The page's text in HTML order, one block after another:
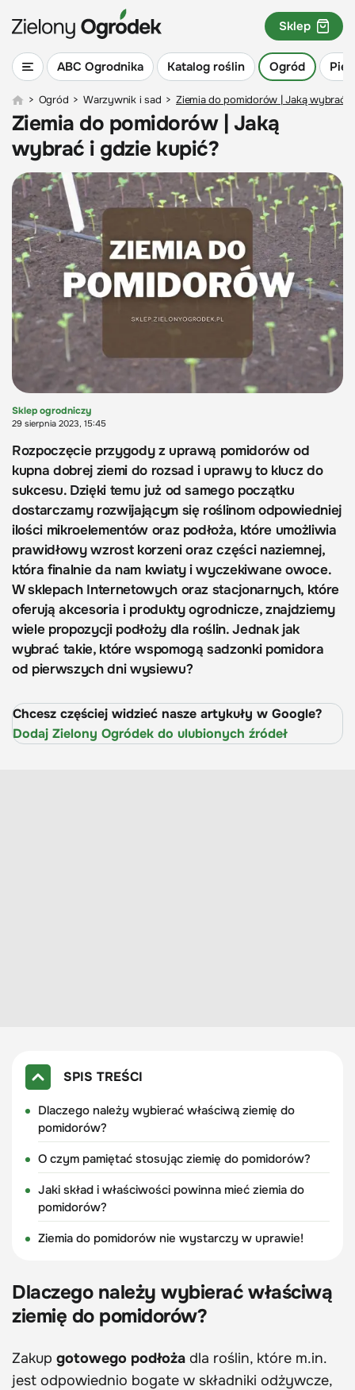
ABC Ogrodnika Katalog roślin Ogród
Sklep
> Ogród > Warzywnik i sad > Ziemia do pomidorów | Jaką wybrać i
Ziemia do pomidorów | Jaką
wybrać i gdzie kupić?
Sklep ogrodniczy
29 sierpnia 2023, 15:45
Rozpoczęcie przygody z uprawą pomidorów od
kupna dobrej ziemi do rozsad i uprawy to klucz do
sukcesu. Dzięki temu już od samego początku
dostarczamy rozwijającym się roślinom odpowiedniej
ilości mikroelementów oraz podłoża, które umożliwia
prawidłowy wzrost korzeni oraz części naziemnej,
która finalnie da nam kwiaty i wyczekiwane owoce.
W sklepach Internetowych oraz stacjonarnych, które
oferują akcesoria i produkty ogrodnicze, znajdziemy
wiele propozycji podłoży dla roślin. Jednak jak
wybrać takie, które wspomogą sadzonki pomidora
od pierwszych dni wysiewu?
Chcesz częściej widzieć nasze artykuły w Google?
Dodaj Zielony Ogródek do ulubionych źródeł
SPIS TREŚCI
Dlaczego należy wybierać właściwą ziemię do
pomidorów?
O czym pamiętać stosując ziemię do pomidorów?
Jaki skład i właściwości powinna mieć ziemia do
pomidorów?
Ziemia do pomidorów nie wystarczy w uprawie!
Dlaczego należy wybierać właściwą
ziemię do pomidorów?
Zakup gotowego podłoża dla roślin, które m.in.
jest odpowiednio bogate w składniki odżywcze,